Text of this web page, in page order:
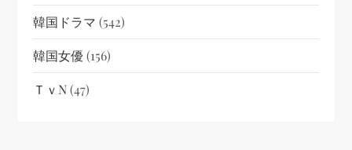
韓国ドラマ (542)
韓国女優(156)
ＴｖN(47)